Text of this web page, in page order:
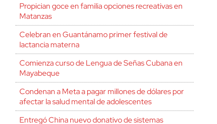
Propician goce en familia opciones recreativas en
Matanzas
Celebran en Guantánamo primer festival de
lactancia materna
Comienza curso de Lengua de Señas Cubana en
Mayabeque
Condenan a Meta a pagar millones de dólares por
afectar la salud mental de adolescentes
Entregó China nuevo donativo de sistemas